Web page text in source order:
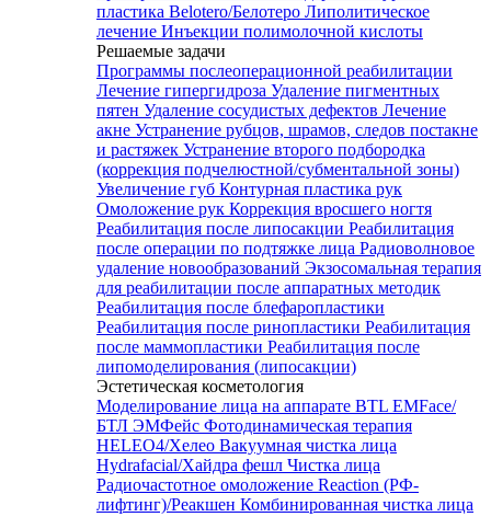
пластика Belotero/Белотеро Липолитическое
лечение Инъекции полимолочной кислоты
Решаемые задачи
Программы послеоперационной реабилитации
Лечение гипергидроза Удаление пигментных
пятен Удаление сосудистых дефектов Лечение
акне Устранение рубцов, шрамов, следов постакне
и растяжек Устранение второго подбородка
(коррекция подчелюстной/субментальной зоны)
Увеличение губ Контурная пластика рук
Омоложение рук Коррекция вросшего ногтя
Реабилитация после липосакции Реабилитация
после операции по подтяжке лица Радиоволновое
удаление новообразований Экзосомальная терапия
для реабилитации после аппаратных методик
Реабилитация после блефаропластики
Реабилитация после ринопластики Реабилитация
после маммопластики Реабилитация после
липомоделирования (липосакции)
Эстетическая косметология
Моделирование лица на аппарате BTL EMFace/
БТЛ ЭМФейс Фотодинамическая терапия
HELEO4/Хелео Вакуумная чистка лица
Hydrafacial/Хайдра фешл Чистка лица
Радиочастотное омоложение Reaction (РФ-
лифтинг)/Реакшен Комбинированная чистка лица